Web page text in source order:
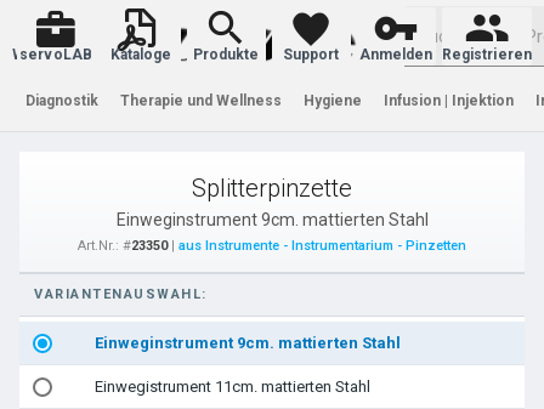
Warenkorb
servoLAB Kataloge Produkte Support Anmelden Registrieren
Diagnostik Therapie und Wellness Hygiene Infusion | Injektion
Splitterpinzette
Einweginstrument 9cm. mattierten Stahl
Art.Nr.: #23350| aus Instrumente - Instrumentarium - Pinzetten
VARIANTENAUSWAHL:
Einweginstrument 9cm. mattierten Stahl
Einwegistrument 11cm. mattierten Stahl